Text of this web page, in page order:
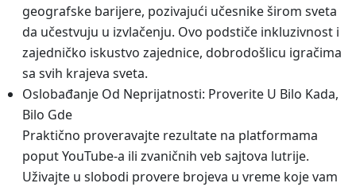
geografske barijere, pozivajući učesnike širom sveta
da učestvuju u izvlačenju. Ovo podstiče inkluzivnost i
zajedničko iskustvo zajednice, dobrodošlicu igračima
sa svih krajeva sveta.
Oslobađanje Od Neprijatnosti: Proverite U Bilo Kada,
Bilo Gde
Praktično proveravajte rezultate na platformama
poput YouTube-a ili zvaničnih veb sajtova lutrije.
Uživajte u slobodi provere brojeva u vreme koje vam